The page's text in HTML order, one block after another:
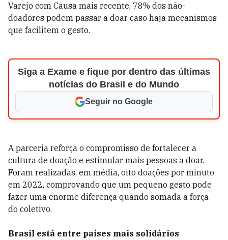
Varejo com Causa mais recente, 78% dos não-
doadores podem passar a doar caso haja mecanismos
que facilitem o gesto.
Siga a Exame e fique por dentro das últimas
notícias do Brasil e do Mundo
Seguir no Google
A parceria reforça o compromisso de fortalecer a
cultura de doação e estimular mais pessoas a doar.
Foram realizadas, em média, oito doações por minuto
em 2022, comprovando que um pequeno gesto pode
fazer uma enorme diferença quando somada a força
do coletivo.
Brasil está entre países mais solidários